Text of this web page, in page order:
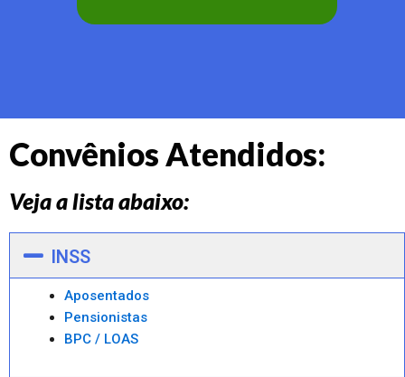
Convênios Atendidos:
Veja a lista abaixo:
INSS
Aposentados
Pensionistas
BPC / LOAS